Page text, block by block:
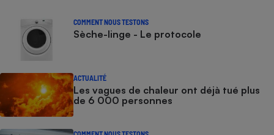
COMMENT NOUS TESTONS
Sèche-linge - Le protocole
ACTUALITÉ
Les vagues de chaleur ont déjà tué plus
de 6 000 personnes